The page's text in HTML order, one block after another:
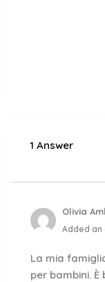
1 Answer
Olivia
Added an
La mia
per bambini.